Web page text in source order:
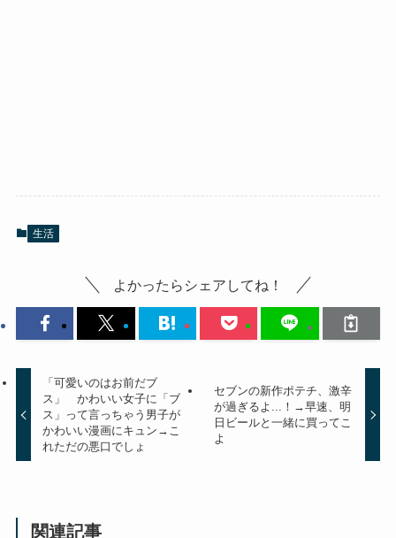
生活
よかったらシェアしてね！
「可愛いのはお前だブ
ス」 かわいい女子に「ブ
ス」って言っちゃう男子が
かわいい漫画にキュン→こ
れただの悪口でしょ
セブンの新作ポテチ、激辛
が過ぎるよ...！→早速、明
日ビールと一緒に買ってこ
よ
関連記事